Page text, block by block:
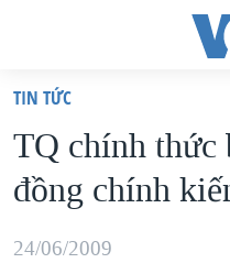
truy
cập
Tới
dung
VIỆT NAM
HOA KỲ
BIỂN ĐÔNG
TIN TỨC
TQ chính thức
đồng chính
24/06/2009